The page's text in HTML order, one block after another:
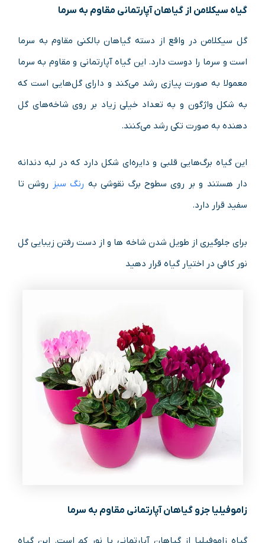
گیاه سیکلامن از گیاهان آپارتمانی مقاوم به سرما
گل سیکلامن در واقع از دسته گیاهان بالکنی مقاوم به سرما
است و سرما را دوست ‌دارد. این گیاه آپارتمانی و مقاوم به سرما
معمولا به صورت پیازی رشد می‌کند و دارای گل‌هایی است که
به شکل واژگون و به تعداد خیلی زیاد بر روی شاخه‌های گل
دهنده به صورت تکی رشد می‌کنند.
این گیاه برگ‌هایی قلبی و دایره‌ای شکل دارد که در لبه دندانه
دار هستند و بر روی سطوح برگ نقوشی به رنگ سبز روشن تا
سفید قرار دارد.
برای جلوگیری از طویل شدن شاخه ها و از دست رفتن زیبایی گل
نور کافی در اختیار گیاه قرار دهید
زاموفیلیا جزو گیاهان آپارتمانی مقاوم به سرما
گیاه زاموفیلیا از گیاهان آپارتمانی با نور کم است. این گیاه